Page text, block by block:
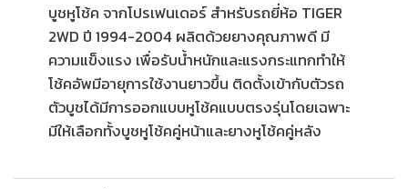
บูชหูโช้ค จากโปรเฟนเดอร์ สำหรับรถยี่ห้อ TIGER
2WD ปี 1994-2004 ผลิตด้วยยางคุณภาพดี มี
ความแข็งแรง เพื่อรับน้ำหนักและแรงกระแทกทำให้
โช้คอัพมีอายุการใช้งานยาวขึ้น ติดตั้งเข้ากับตัวรถ
ตัวบูชได้มีการออกแบบหูโช้คแบบตรงรุ่นโดยเฉพาะ
มีให้เลือกทั้งบูชหูโช้คคู่หน้าและยางหูโช้คคู่หลัง